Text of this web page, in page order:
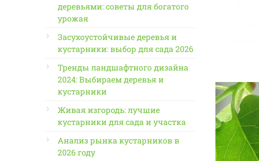
деревьями: советы для богатого
урожая
Засухоустойчивые деревья и
кустарники: выбор для сада 2026
Тренды ландшафтного дизайна
2024: Выбираем деревья и
кустарники
Живая изгородь: лучшие
кустарники для сада и участка
Анализ рынка кустарников в
2026 году